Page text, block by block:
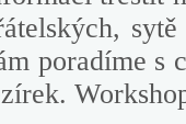
poradíme s
W